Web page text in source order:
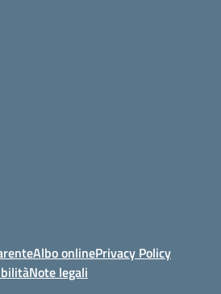
Albo onlinePrivacy Policy
Note legali